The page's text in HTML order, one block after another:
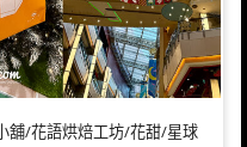
舖/花語烘焙工坊/花甜/星球